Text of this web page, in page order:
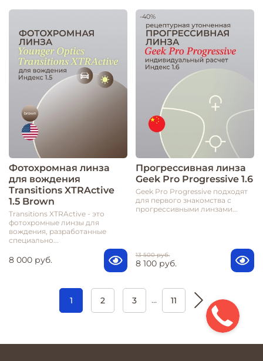
Фотохромная линза
для вождения
Transitions XTRActive
1.5 Brown
Transitions XTRActive - это
фотохромные линзы для
вождения, разработанные
специально...
8 000 руб.
-40%
Прогрессивная линза
Geek Pro Progressive 1.6
Geek Pro Progressive подходят
для первого знакомства с
прогрессивными линзами...
13 500 руб.
8 100 руб.
1 2 3 … 11